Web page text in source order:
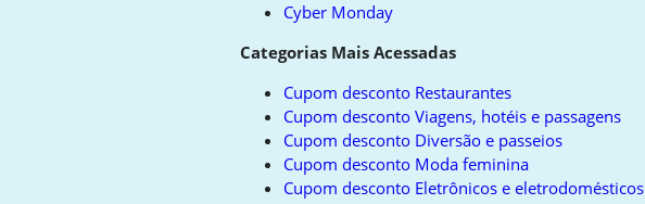
Cyber Monday
Categorias Mais Acessadas
Cupom desconto Restaurantes
Cupom desconto Viagens, hotéis e passagens
Cupom desconto Diversão e passeios
Cupom desconto Moda feminina
Cupom desconto Eletrônicos e eletrodomésticos